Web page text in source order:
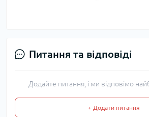
Питання та відповіді
Додайте питання, і ми відповімо
+ Додати питання